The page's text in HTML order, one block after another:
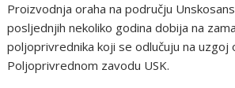
Proizvodnja oraha na području
posljednjih nekoliko godina dobija na
poljoprivrednika koji se odlučuju na uzgoj
Poljoprivrednom zavodu USK.